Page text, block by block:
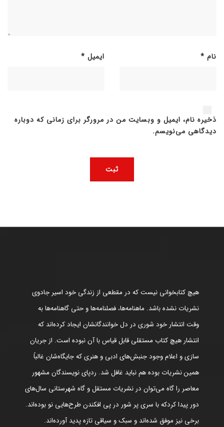
نام * ایمیل *
ذخیره نام، ایمیل و وبسایت من در مرورگر برای زمانی که دوباره
دیدگاهی می‌نویسم.
هیچ کتابخوانی نیست که در مقطعی از زندگی خود اسیر جادوی
نشریات نشده باشد. ماهنامه‌ها، فصلنامه‌ها و حتی گاهنامه‌ها به
وقت انتشار خود شوری در دل خوانندگانشان ایجاد کرده‌اند که
انتشار هیچ کتاب مستقلی قابل قیاس با آن نبوده است. از جریان
سازی و اعلام وجود جنبش‌های ادبی و هنری که جایگاه‌شان غالباً
همین نشریات بوده هم نباید غافل شد. ردپای نویسندگان مشهور
معاصر را گاه می‌توان در نشریات مستقل و گاه شهرستانی سال‌های
دور پیدا کردکه با سری پر شور در پی افکندن طرح‌هایی نو بوده‌اند.
برخی نیز موفق شده‌اند و سبک و سیاقی تازه پدید آورده‌اند.